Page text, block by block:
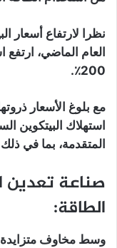
العام الماضي، ارتفع
200٪.
استهلاك البيتكوين
المتقدمة، بما في
صناعة تعدين
الطاقة:
وسط مخاوف متزايدة